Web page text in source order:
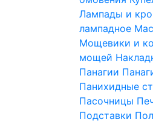
Лампады и
лампадное
Мощевики и
мощей
Панагии
Панихидные
Пасочницы
Подставки